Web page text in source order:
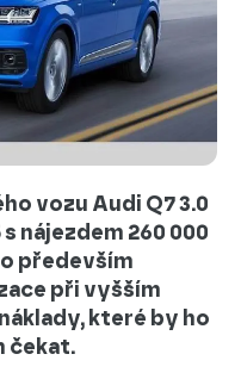
vozu Audi Q7 3.0
nájezdem 260 000
především
při vyšším
které by ho
čekat.